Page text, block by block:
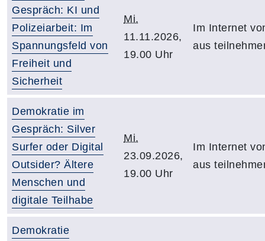
Gespräch: KI und
Polizeiarbeit: Im
Spannungsfeld von
Freiheit und
Sicherheit
Mi.
11.11.2026,
19.00 Uhr
Im Internet
aus
Demokratie im
Gespräch: Silver
Surfer oder Digital
Outsider? Ältere
Menschen und
digitale Teilhabe
Mi.
23.09.2026,
19.00 Uhr
Im Internet
aus
Demokratie